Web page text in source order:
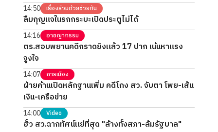
14:50 เรื่องร่วมด้วยช่วยกัน
ลืมกุญแจในรถกระบะเปิดประตูไม่ได้
14:16 อาชญากรรม
ตร.สอบพยานคดีกราดยิงแล้ว 17 ปาก เน้นหาแรง
จูงใจ
14:07 การเมือง
ฝ่ายค้านเปิดหลักฐานเพิ่ม คดีโกง สว. จับตา โพย-เส้น
เงิน-เครือข่าย
14:00 Video
ฮั้ว สว.ฉากทัศน์แย่ที่สุด "ล้างทั้งสภา-ล้มรัฐบาล"